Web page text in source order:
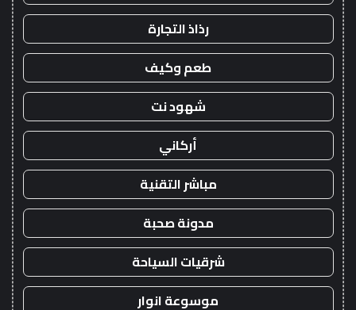
رذاذ التجارة
طعم وكيف
شهود نت
أركاني
مباشر التقنية
مدونة صحبة
شرقيات السياحة
موسوعة انوار